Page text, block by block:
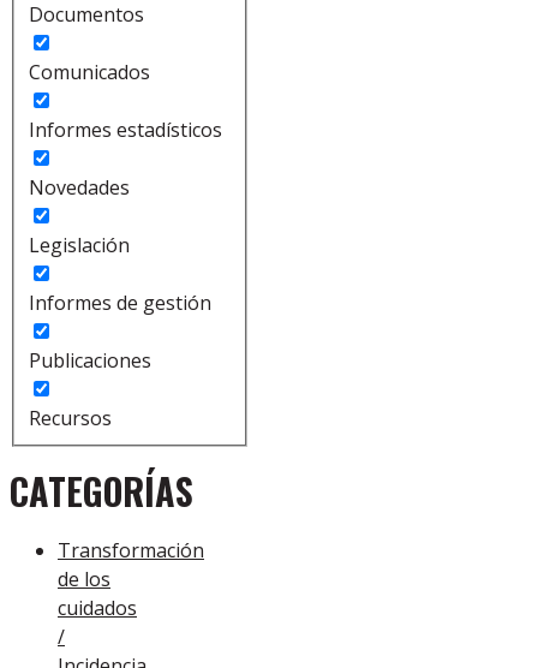
Documentos
Comunicados
Informes estadísticos
Novedades
Legislación
Informes de gestión
Publicaciones
Recursos
CATEGORÍAS
Transformación
de los
cuidados
/